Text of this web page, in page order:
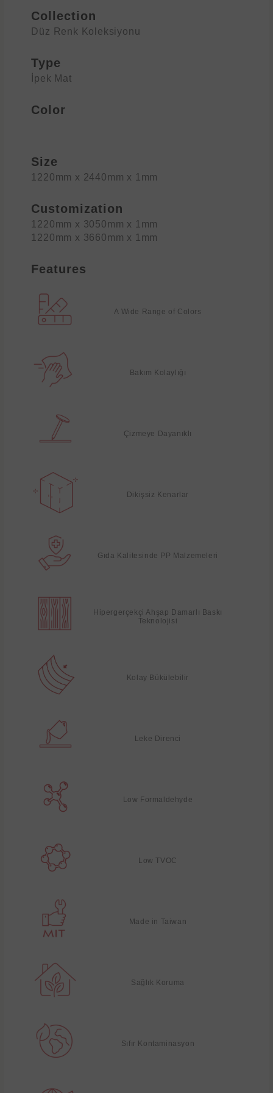
Collection
Düz Renk Koleksiyonu
Type
İpek Mat
Color
Size
1220mm x 2440mm x 1mm
Customization
1220mm x 3050mm x 1mm
1220mm x 3660mm x 1mm
Features
A Wide Range of Colors
Bakım Kolaylığı
Çizmeye Dayanıklı
Dikişsiz Kenarlar
Gıda Kalitesinde PP Malzemeleri
Hipergerçekçi Ahşap Damarlı Baskı
Teknolojisi
Kolay Bükülebilir
Leke Direnci
Low Formaldehyde
Low TVOC
Made in Taiwan
Sağlık Koruma
Sıfır Kontaminasyon